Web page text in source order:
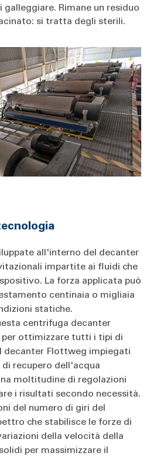
Rimane un residuo
si tratta degli sterili.
all'interno del decanter
impartite ai fluidi che
La forza applicata può
centinaia o migliaia
statiche.
centrifuga decanter
ottimizzare tutti i tipi di
decanter Flottweg impiegati
recupero dell'acqua
moltitudine di regolazioni
i risultati secondo necessità.
del numero di giri del
che stabilisce le forze di
della velocità della
per massimizzare il